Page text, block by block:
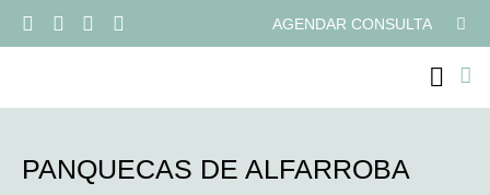
AGENDAR CONSULTA
PANQUECAS DE ALFARROBA